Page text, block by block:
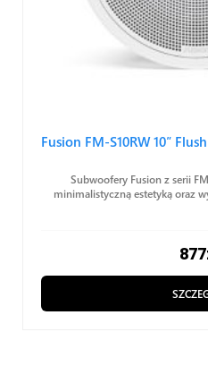
Fusion FM-S10RW 10″
Subwoofery Fusion z serii
minimalistyczną estetyką oraz
877